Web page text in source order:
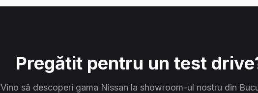
Pregătit pentru un test
Vino să descoperi gama Nissan la showroom-ul nostru din